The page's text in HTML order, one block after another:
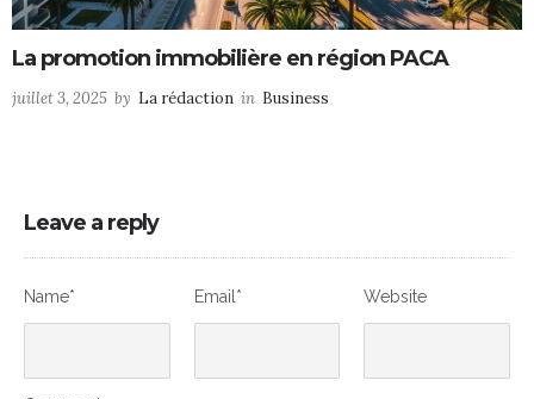
La promotion immobilière en région PACA
juillet 3, 2025 by La rédaction in Business
Leave a reply
Name* Email* Website